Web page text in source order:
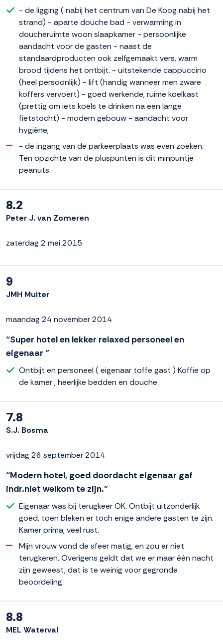
- de ligging ( nabij het centrum van De Koog nabij het
strand) - aparte douche bad - verwarming in
doucheruimte woon slaapkamer - persoonlijke
aandacht voor de gasten - naast de
standaardproducten ook zelfgemaakt vers, warm
brood tijdens het ontbijt. - uitstekende cappuccino
(heel persoonlijk) - lift (handig wanneer men zware
koffers vervoert) - goed werkende, ruime koelkast
(prettig om iets koels te drinken na een lange
fietstocht) - modern gebouw - aandacht voor
hygiëne,
- de ingang van de parkeerplaats was even zoeken.
Ten opzichte van de pluspunten is dit minpuntje
peanuts.
8.2
Peter J. van Zomeren
zaterdag 2 mei 2015
9
JMH Muiter
maandag 24 november 2014
“Super hotel en lekker relaxed personeel en
eigenaar ”
Ontbijt en personeel ( eigenaar toffe gast ) Koffie op
de kamer , heerlijke bedden en douche .
7.8
S.J. Bosma
vrijdag 26 september 2014
“Modern hotel, goed doordacht eigenaar gaf
indr.niet welkom te zijn.”
Eigenaar was bij terugkeer OK. Ontbijt uitzonderlijk
goed, toen bleken er toch enige andere gasten te zijn.
Kamer prima, veel rust.
Mijn vrouw vond de sfeer matig, en zou er niet
terugkeren. Overigens geldt dat we er maar één nacht
zijn geweest, dat is te weinig voor gegronde
beoordeling.
8.8
MEL Waterval